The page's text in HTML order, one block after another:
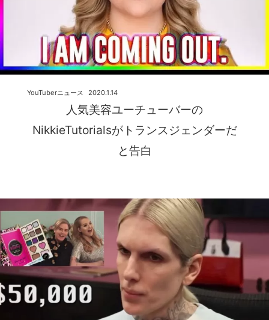
人気美容ユーチューバーの
NikkieTutorialsがトランスジェンダーだ
と告白
2020.1.14
YouTuberニュース